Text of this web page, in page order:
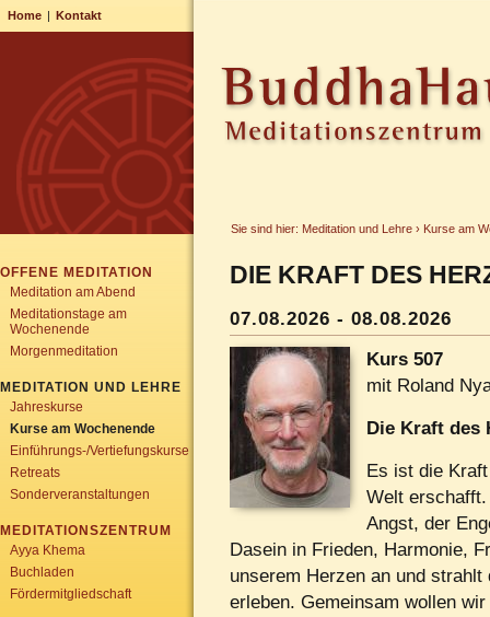
Home | Kontakt
Sie sind hier: Meditation und Lehre › Kurse am
OFFENE MEDITATION
Meditation am Abend
Meditationstage am
Wochenende
Morgenmeditation
MEDITATION UND LEHRE
Jahreskurse
Kurse am Wochenende
Einführungs-/Vertiefungskurse
Retreats
Sonderveranstaltungen
MEDITATIONSZENTRUM
Ayya Khema
Buchladen
Fördermitgliedschaft
DIE KRAFT DES
07.08.2026 - 08.08.2026
Kurs 507
mit Roland
Die Kraft des
Es ist die
Welt
Angst, der
Dasein in Frieden, Harmonie,
unserem Herzen an und
erleben. Gemeinsam wollen